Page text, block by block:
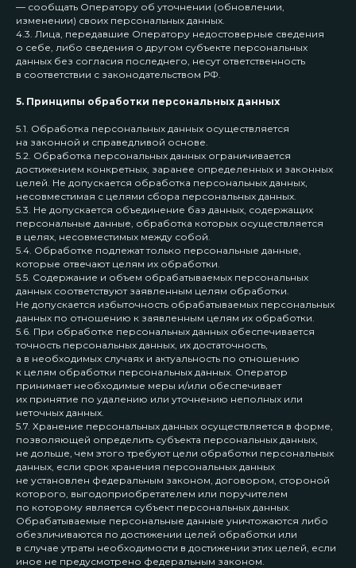
— сообщать Оператору об уточнении (обновлении,
изменении) своих персональных данных.
4.3. Лица, передавшие Оператору недостоверные сведения
о себе, либо сведения о другом субъекте персональных
данных без согласия последнего, несут ответственность
в соответствии с законодательством РФ.
5. Принципы обработки персональных данных
5.1. Обработка персональных данных осуществляется
на законной и справедливой основе.
5.2. Обработка персональных данных ограничивается
достижением конкретных, заранее определенных и законных
целей. Не допускается обработка персональных данных,
несовместимая с целями сбора персональных данных.
5.3. Не допускается объединение баз данных, содержащих
персональные данные, обработка которых осуществляется
в целях, несовместимых между собой.
5.4. Обработке подлежат только персональные данные,
которые отвечают целям их обработки.
5.5. Содержание и объем обрабатываемых персональных
данных соответствуют заявленным целям обработки.
Не допускается избыточность обрабатываемых персональных
данных по отношению к заявленным целям их обработки.
5.6. При обработке персональных данных обеспечивается
точность персональных данных, их достаточность,
а в необходимых случаях и актуальность по отношению
к целям обработки персональных данных. Оператор
принимает необходимые меры и/или обеспечивает
их принятие по удалению или уточнению неполных или
неточных данных.
5.7. Хранение персональных данных осуществляется в форме,
позволяющей определить субъекта персональных данных,
не дольше, чем этого требуют цели обработки персональных
данных, если срок хранения персональных данных
не установлен федеральным законом, договором, стороной
которого, выгодоприобретателем или поручителем
по которому является субъект персональных данных.
Обрабатываемые персональные данные уничтожаются либо
обезличиваются по достижении целей обработки или
в случае утраты необходимости в достижении этих целей, если
иное не предусмотрено федеральным законом.